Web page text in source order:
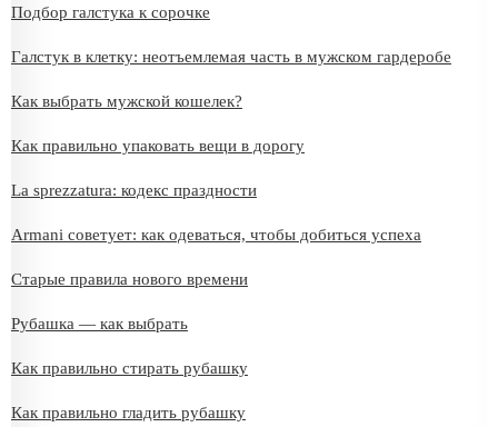
Подбор галстука к сорочке
Галстук в клетку: неотъемлемая часть в мужском гардеробе
Как выбрать мужской кошелек?
Как правильно упаковать вещи в дорогу
La sprezzatura: кодекс праздности
Armani советует: как одеваться, чтобы добиться успеха
Старые правила нового времени
Рубашка — как выбрать
Как правильно стирать рубашку
Как правильно гладить рубашку